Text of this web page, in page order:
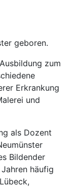
geboren.
zum
Erkrankung
und
als Dozent
Bildender
häufig